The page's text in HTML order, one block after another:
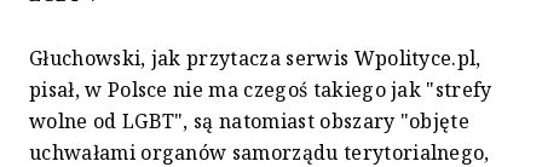
Głuchowski, jak przytacza serwis Wpolityce.pl,
pisał, w Polsce nie ma czegoś takiego jak "strefy
wolne od LGBT", są natomiast obszary "objęte
uchwałami organów samorządu terytorialnego,